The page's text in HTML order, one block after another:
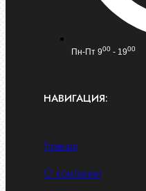
Пн-Пт 900 - 1900
НАВИГАЦИЯ:
Главная
О компании